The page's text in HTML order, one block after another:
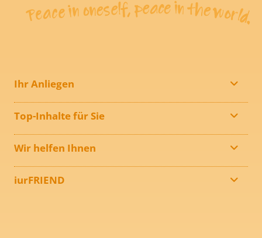
Ihr Anliegen
Top-Inhalte für Sie
Wir helfen Ihnen
iurFRIEND